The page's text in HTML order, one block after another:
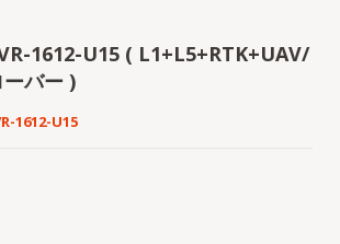
1612-U15 ( L1+L5+RTK+UAV/
ーバー )
1612-U15